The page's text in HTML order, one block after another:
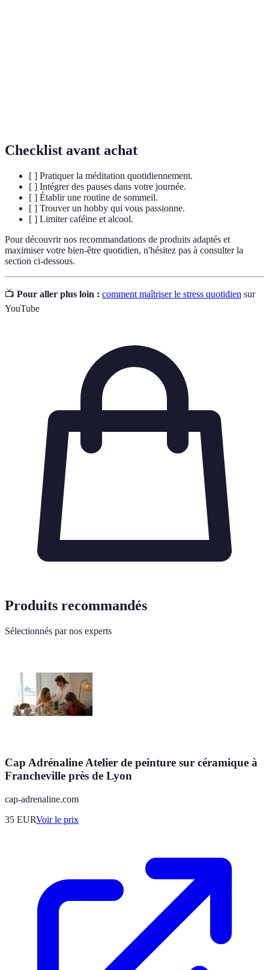
Checklist avant achat
[ ] Pratiquer la méditation quotidiennement.
[ ] Intégrer des pauses dans votre journée.
[ ] Établir une routine de sommeil.
[ ] Trouver un hobby qui vous passionne.
[ ] Limiter caféine et alcool.
Pour découvrir nos recommandations de produits adaptés et
maximiser votre bien-être quotidien, n'hésitez pas à consulter la
section ci-dessous.
📺 Pour aller plus loin : comment maîtriser le stress quotidien sur
YouTube
Produits recommandés
Sélectionnés par nos experts
Cap Adrénaline Atelier de peinture sur céramique à
Francheville près de Lyon
cap-adrenaline.com
35 EURVoir le prix